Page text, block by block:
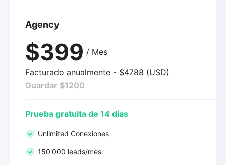
Agency
$399 / Mes
Facturado anualmente - $4788 (USD)
Guardar $1200
Prueba gratuita de 14 días
Unlimited Conexiones
150'000 leads/mes